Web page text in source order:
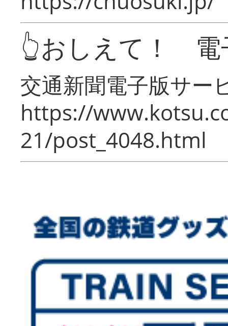
👆おしえて！ 電
交通新聞電子版サー
https://
21/post_4048.html